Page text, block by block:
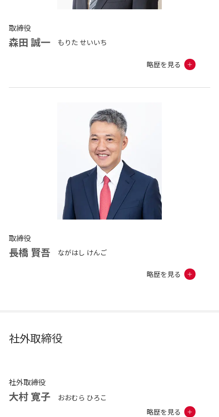
取締役
森田 誠一 もりた せいいち
略歴を見る
取締役
長橋 賢吾 ながはし けんご
略歴を見る
社外取締役
社外取締役
大村 寛子
おおむら ひろこ
略歴を見る